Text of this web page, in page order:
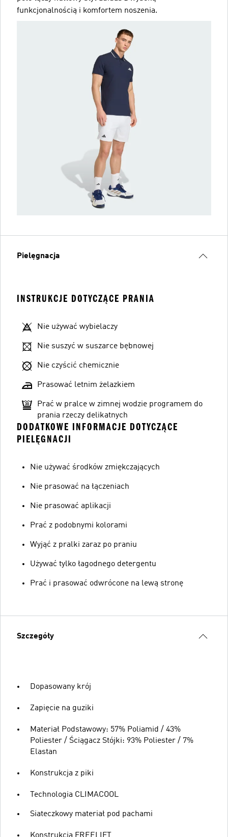
funkcjonalnością i komfortem noszenia.
Pielęgnacja
INSTRUKCJE DOTYCZĄCE PRANIA
Nie używać wybielaczy
Nie suszyć w suszarce bębnowej
Nie czyścić chemicznie
Prasować letnim żelazkiem
Prać w pralce w zimnej wodzie programem do
prania rzeczy delikatnych
DODATKOWE INFORMACJE DOTYCZĄCE
PIELĘGNACJI
Nie używać środków zmiękczających
Nie prasować na łączeniach
Nie prasować aplikacji
Prać z podobnymi kolorami
Wyjąć z pralki zaraz po praniu
Używać tylko łagodnego detergentu
Prać i prasować odwrócone na lewą stronę
Szczegóły
Dopasowany krój
Zapięcie na guziki
Materiał Podstawowy: 57% Poliamid / 43%
Poliester / Ściągacz Stójki: 93% Poliester / 7%
Elastan
Konstrukcja z piki
Technologia CLIMACOOL
Siateczkowy materiał pod pachami